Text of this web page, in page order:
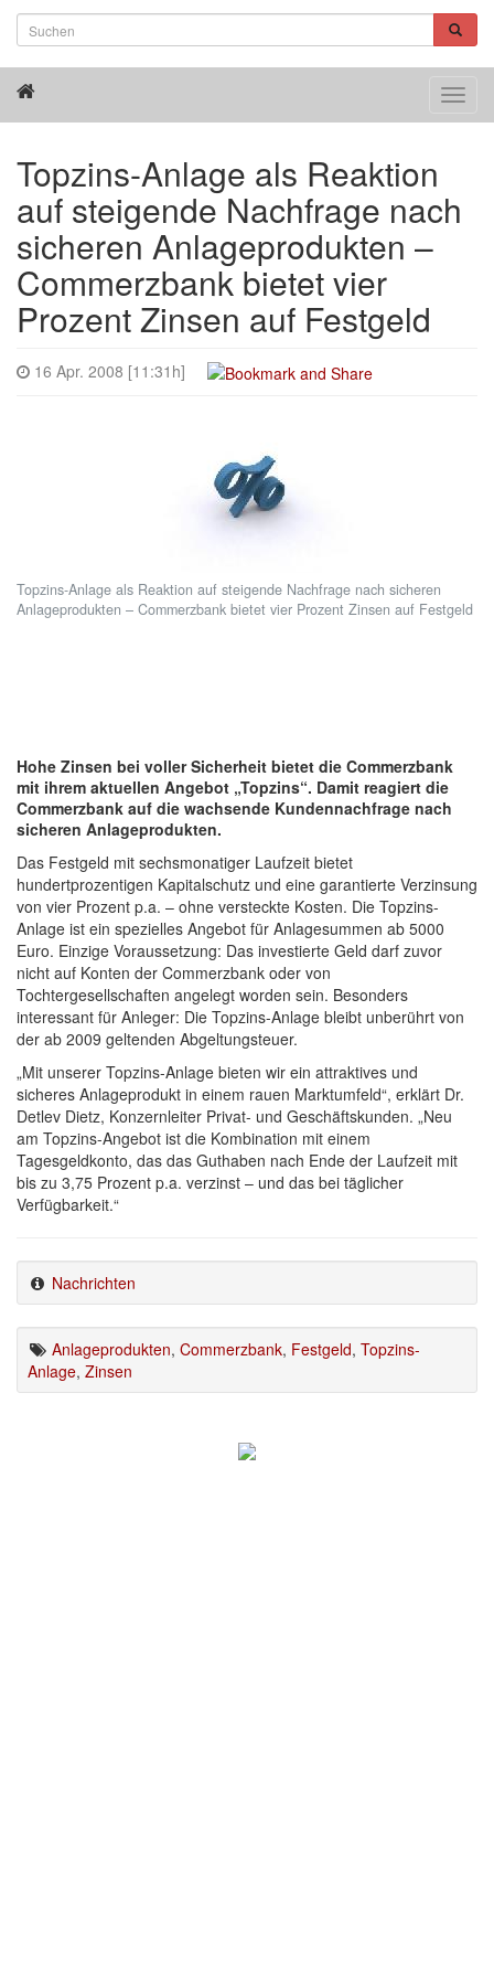
Topzins-Anlage als Reaktion
auf steigende Nachfrage nach
sicheren Anlageprodukten –
Commerzbank bietet vier
Prozent Zinsen auf Festgeld
16 Apr. 2008 [11:31h]
Topzins-Anlage als Reaktion auf steigende Nachfrage nach sicheren
Anlageprodukten – Commerzbank bietet vier Prozent Zinsen auf Festgeld
Hohe Zinsen bei voller Sicherheit bietet die Commerzbank
mit ihrem aktuellen Angebot „Topzins“. Damit reagiert die
Commerzbank auf die wachsende Kundennachfrage nach
sicheren Anlageprodukten.
Das Festgeld mit sechsmonatiger Laufzeit bietet
hundertprozentigen Kapitalschutz und eine garantierte Verzinsung
von vier Prozent p.a. – ohne versteckte Kosten. Die Topzins-
Anlage ist ein spezielles Angebot für Anlagesummen ab 5000
Euro. Einzige Voraussetzung: Das investierte Geld darf zuvor
nicht auf Konten der Commerzbank oder von
Tochtergesellschaften angelegt worden sein. Besonders
interessant für Anleger: Die Topzins-Anlage bleibt unberührt von
der ab 2009 geltenden Abgeltungsteuer.
„Mit unserer Topzins-Anlage bieten wir ein attraktives und
sicheres Anlageprodukt in einem rauen Marktumfeld“, erklärt Dr.
Detlev Dietz, Konzernleiter Privat- und Geschäftskunden. „Neu
am Topzins-Angebot ist die Kombination mit einem
Tagesgeldkonto, das das Guthaben nach Ende der Laufzeit mit
bis zu 3,75 Prozent p.a. verzinst – und das bei täglicher
Verfügbarkeit.“
Nachrichten
Anlageprodukten, Commerzbank, Festgeld, Topzins-
Anlage, Zinsen